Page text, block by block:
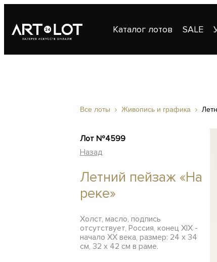
Каталог лотов SALE
Все лоты Живопись и графика
Лот №4599
Назад
Летний пейзаж «На
реке»
Холст, масло, подпись
отсутствует, Россия, конец XIX -
начало XX века, размер: 24 х 34
см, 32 х 42 см в раме.